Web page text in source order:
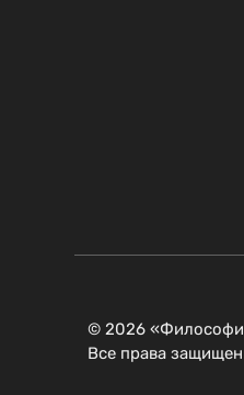
© 2026
Все права